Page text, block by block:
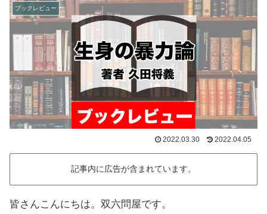
ブックレビュー
2022.03.30 2022.04.05
記事内に広告が含まれています。
皆さんこんにちは。双六問屋です。